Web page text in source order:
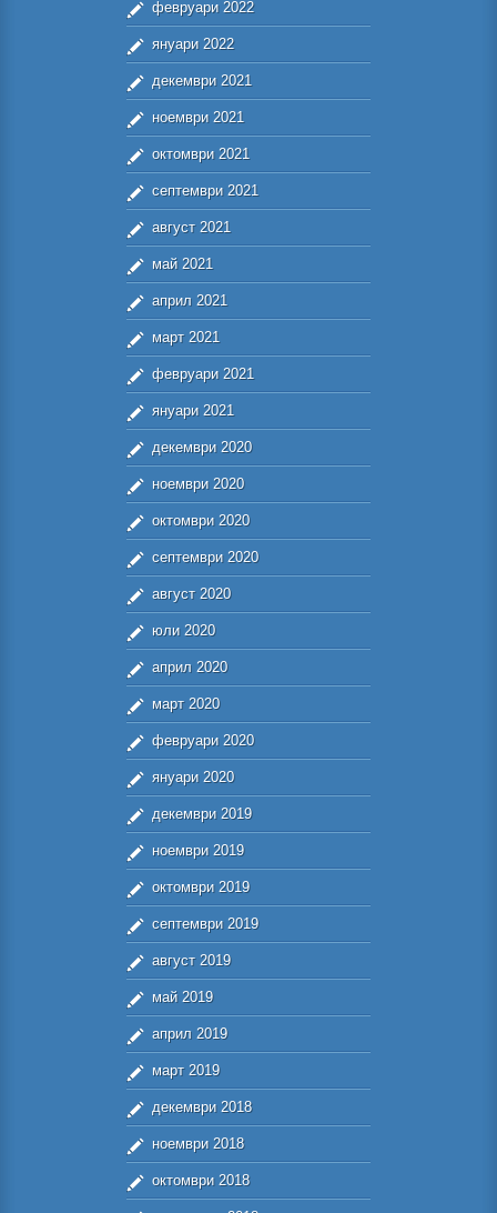
февруари 2022
януари 2022
декември 2021
ноември 2021
октомври 2021
септември 2021
август 2021
май 2021
април 2021
март 2021
февруари 2021
януари 2021
декември 2020
ноември 2020
октомври 2020
септември 2020
август 2020
юли 2020
април 2020
март 2020
февруари 2020
януари 2020
декември 2019
ноември 2019
октомври 2019
септември 2019
август 2019
май 2019
април 2019
март 2019
декември 2018
ноември 2018
октомври 2018